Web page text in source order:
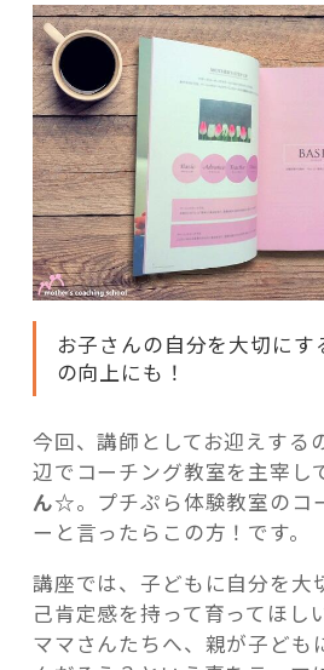
お子さんの自分を大切に
の向上にも！
今回、講師としてお迎えする
辺でコーチング教室を主宰し
ん☆。プチぷら体験教室のコ
ーと言ったらこの方！です。
講座では、子どもに自分を大
己肯定感を持って育ってほし
ママさんたちへ、親が子ども